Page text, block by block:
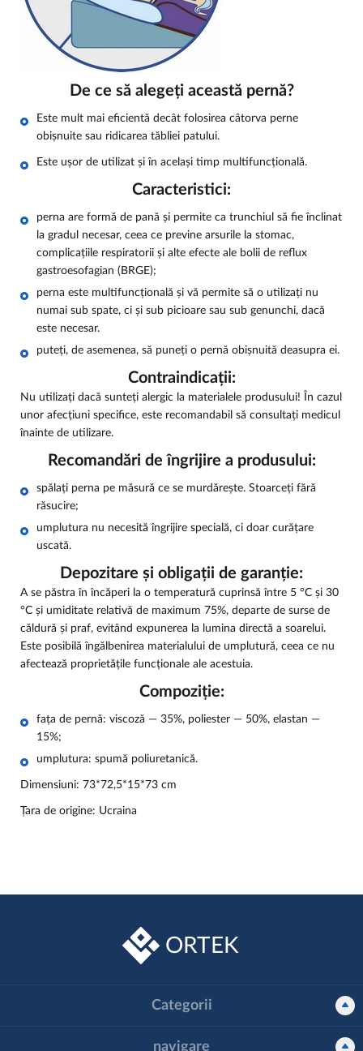
De ce să alegeți această pernă?
Este mult mai eficientă decât folosirea câtorva perne
obișnuite sau ridicarea tăbliei patului.
Este ușor de utilizat și în același timp multifuncțională.
Caracteristici:
perna are formă de pană și permite ca trunchiul să fie înclinat
la gradul necesar, ceea ce previne arsurile la stomac,
complicațiile respiratorii și alte efecte ale bolii de reflux
gastroesofagian (BRGE);
perna este multifuncțională și vă permite să o utilizați nu
numai sub spate, ci și sub picioare sau sub genunchi, dacă
este necesar.
puteți, de asemenea, să puneți o pernă obișnuită deasupra ei.
Contraindicații:
Nu utilizați dacă sunteți alergic la materialele produsului! În cazul
unor afecțiuni specifice, este recomandabil să consultați medicul
înainte de utilizare.
Recomandări de îngrijire a produsului:
spălați perna pe măsură ce se murdărește. Stoarceți fără
răsucire;
umplutura nu necesită îngrijire specială, ci doar curățare
uscată.
Depozitare și obligații de garanție:
A se păstra în încăperi la o temperatură cuprinsă între 5 °C și 30
°C și umiditate relativă de maximum 75%, departe de surse de
căldură și praf, evitând expunerea la lumina directă a soarelui.
Este posibilă îngălbenirea materialului de umplutură, ceea ce nu
afectează proprietățile funcționale ale acestuia.
Compoziție:
fața de pernă: viscoză — 35%, poliester — 50%, elastan —
15%;
umplutura: spumă poliuretanică.
Dimensiuni: 73*72,5*15*73 cm
Țara de origine: Ucraina
ORTEK
Categorii
navigare